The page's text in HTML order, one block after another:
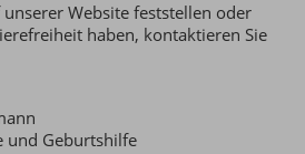
Website feststellen oder
haben, kontaktieren Sie
und Geburtshilfe